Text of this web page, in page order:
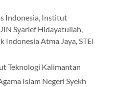
Indonesia, Institut
Syarief Hidayatullah,
Indonesia Atma Jaya, STEI
Teknologi Kalimantan
Islam Negeri Syekh